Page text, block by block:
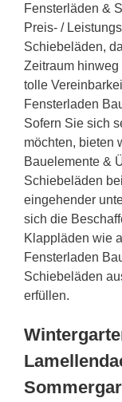
Fensterläden &
Preis- /
Schiebeläden,
Zeitraum
tolle
Fensterladen
Sofern Sie sich
möchten, bieten
Bauelemente &
Schiebeläden
eingehender
sich die
Klappläden wie
Fensterladen
Schiebeläden
erfüllen.